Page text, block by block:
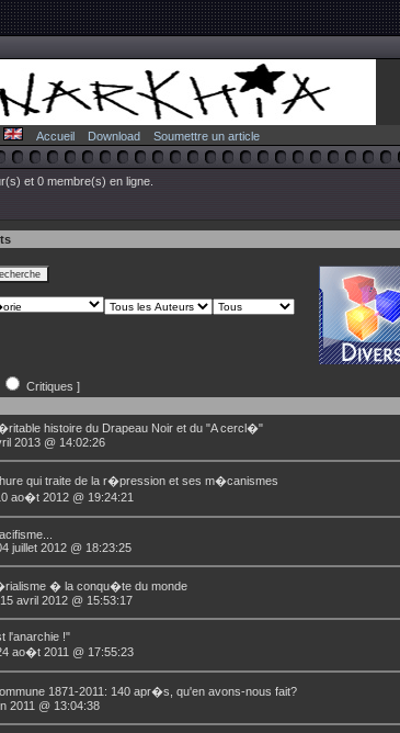
Accueil Download Soumettre un article
et 0 membre(s) en ligne.
Critiques ]
histoire du Drapeau Noir et du "A cercl�"
2013 @ 14:02:26
qui traite de la r�pression et ses m�canismes
ao�t 2012 @ 19:24:21
juillet 2012 @ 18:23:25
� la conqu�te du monde
avril 2012 @ 15:53:17
l'anarchie !"
ao�t 2011 @ 17:55:23
1871-2011: 140 apr�s, qu'en avons-nous fait?
2011 @ 13:04:38